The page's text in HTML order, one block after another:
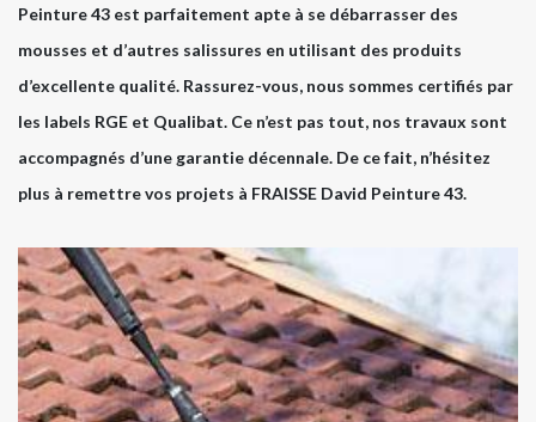
Peinture 43 est parfaitement apte à se débarrasser des
mousses et d’autres salissures en utilisant des produits
d’excellente qualité. Rassurez-vous, nous sommes certifiés par
les labels RGE et Qualibat. Ce n’est pas tout, nos travaux sont
accompagnés d’une garantie décennale. De ce fait, n’hésitez
plus à remettre vos projets à FRAISSE David Peinture 43.